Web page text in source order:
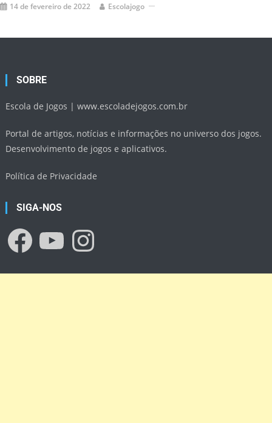
14 de fevereiro de 2022 Escolajogo
SOBRE
Escola de Jogos |www.escoladejogos.com.br
Portal de artigos, notícias e informações no universo dos jogos.
Desenvolvimento de jogos e aplicativos.
Política de Privacidade
SIGA-NOS